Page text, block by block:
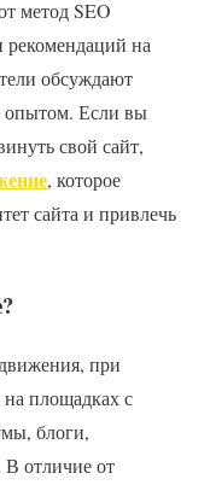
метод SEO
рекомендаций на
обсуждают
опытом. Если вы
свой сайт,
, которое
сайта и привлечь
при
площадках с
блоги,
В отличие от